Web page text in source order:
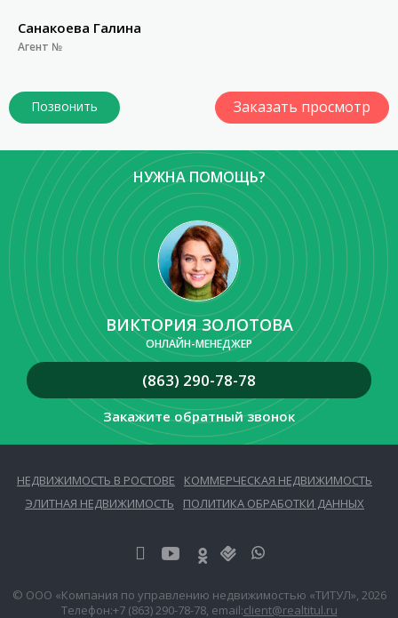
Санакоева Галина
Агент №
Заказать просмотр
НУЖНА ПОМОЩЬ?
ВИКТОРИЯ ЗОЛОТОВА
ОНЛАЙН-МЕНЕДЖЕР
(863) 290-78-78
Закажите обратный звонок
НЕДВИЖИМОСТЬ В РОСТОВЕ
КОММЕРЧЕСКАЯ НЕДВИЖИМОСТЬ
ЭЛИТНАЯ НЕДВИЖИМОСТЬ
ПОЛИТИКА ОБРАБОТКИ ДАННЫХ
© ООО «Компания по управлению недвижимостью «ТИТУЛ», 2026
Телефон:+7 (863) 290-78-78, email:client@realtitul.ru